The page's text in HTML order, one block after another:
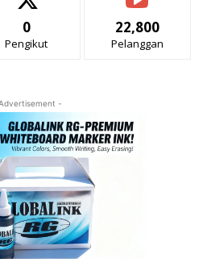
0
Pengikut
22,800
Pelanggan
-